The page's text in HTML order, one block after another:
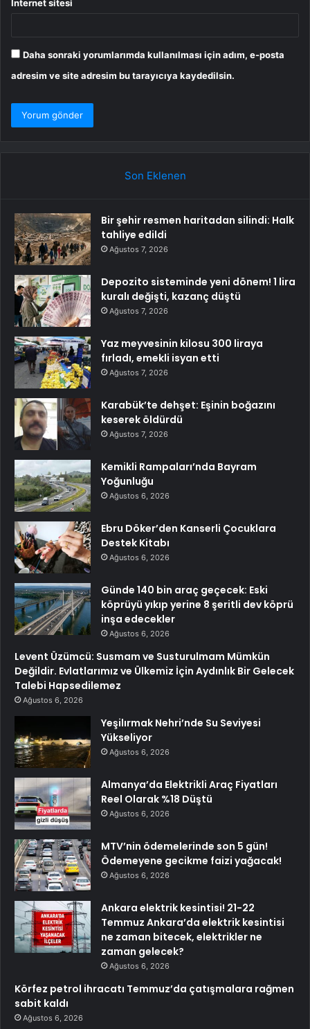
İnternet sitesi
Daha sonraki yorumlarımda kullanılması için adım, e-posta
adresim ve site adresim bu tarayıcıya kaydedilsin.
Son Eklenen
Bir şehir resmen haritadan silindi: Halk
tahliye edildi
Ağustos 7, 2026
Depozito sisteminde yeni dönem! 1 lira
kuralı değişti, kazanç düştü
Ağustos 7, 2026
Yaz meyvesinin kilosu 300 liraya
fırladı, emekli isyan etti
Ağustos 7, 2026
Karabük’te dehşet: Eşinin boğazını
keserek öldürdü
Ağustos 7, 2026
Kemikli Rampaları’nda Bayram
Yoğunluğu
Ağustos 6, 2026
Ebru Döker’den Kanserli Çocuklara
Destek Kitabı
Ağustos 6, 2026
Günde 140 bin araç geçecek: Eski
köprüyü yıkıp yerine 8 şeritli dev köprü
inşa edecekler
Ağustos 6, 2026
Levent Üzümcü: Susmam ve Susturulmam Mümkün
Değildir. Evlatlarımız ve Ülkemiz İçin Aydınlık Bir Gelecek
Talebi Hapsedilemez
Ağustos 6, 2026
Yeşilırmak Nehri’nde Su Seviyesi
Yükseliyor
Ağustos 6, 2026
Almanya’da Elektrikli Araç Fiyatları
Reel Olarak %18 Düştü
Ağustos 6, 2026
MTV’nin ödemelerinde son 5 gün!
Ödemeyene gecikme faizi yağacak!
Ağustos 6, 2026
Ankara elektrik kesintisi! 21-22
Temmuz Ankara’da elektrik kesintisi
ne zaman bitecek, elektrikler ne
zaman gelecek?
Ağustos 6, 2026
Körfez petrol ihracatı Temmuz’da çatışmalara rağmen
sabit kaldı
Ağustos 6, 2026